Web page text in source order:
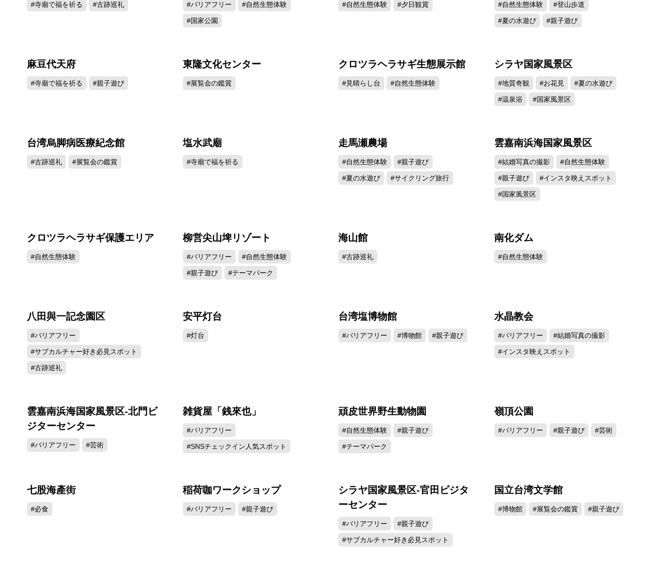
#寺廟で福を祈る #古跡巡礼 #バリアフリー #自然生態体験
#国家公園
#自然生態体験 #夕日観賞 #自然生態体験 #登山歩道
#夏の水遊び #親子遊び
麻豆代天府
#寺廟で福を祈る #親子遊び
東隆文化センター
#展覧会の鑑賞
39883
クロツラヘラサギ生態展示館
#見晴らし台 #自然生態体験
シラヤ国家風景区
#地質奇観 #お花見 #夏の水遊び
#温泉浴 #国家風景区
39051
台湾烏脚病医療紀念館
#古跡巡礼 #展覧会の鑑賞
塩水武廟
#寺廟で福を祈る
走馬瀬農場
#自然生態体験 #親子遊び
#夏の水遊び #サイクリング旅行
35781
雲嘉南浜海国家風景区
#結婚写真の撮影 #自然生態体験
#親子遊び #インスタ映えスポット
#国家風景区
35621
クロツラヘラサギ保護エリア
#自然生態体験
柳営尖山埤リゾート
#バリアフリー #自然生態体験
#親子遊び #テーマパーク
海山館
#古跡巡礼
南化ダム
#自然生態体験
八田與一記念園区
#バリアフリー
#サブカルチャー好き必見スポット
#古跡巡礼
安平灯台
#灯台
台湾塩博物館
#バリアフリー #博物館 #親子遊び
水晶教会
#バリアフリー #結婚写真の撮影
#インスタ映えスポット
8997
雲嘉南浜海国家風景区-北門ビ
ジターセンター
#バリアフリー #芸術
雑貨屋「銭來也」
#バリアフリー
#SNSチェックイン人気スポット
頑皮世界野生動物園
#自然生態体験 #親子遊び
#テーマパーク
嶺頂公園
#バリアフリー #親子遊び #芸術
七股海產街
#必食
4871
稲荷咖ワークショップ
#バリアフリー #親子遊び
3386
シラヤ国家風景区-官田ビジタ
ーセンター
#バリアフリー #親子遊び
#サブカルチャー好き必見スポット
国立台湾文学館
#博物館 #展覧会の鑑賞 #親子遊び